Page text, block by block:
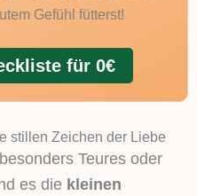
Gefühl fütterst!
für 0€
stillen Zeichen der Liebe
Teures oder
es die kleinen